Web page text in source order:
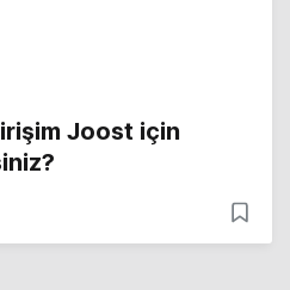
Joost için